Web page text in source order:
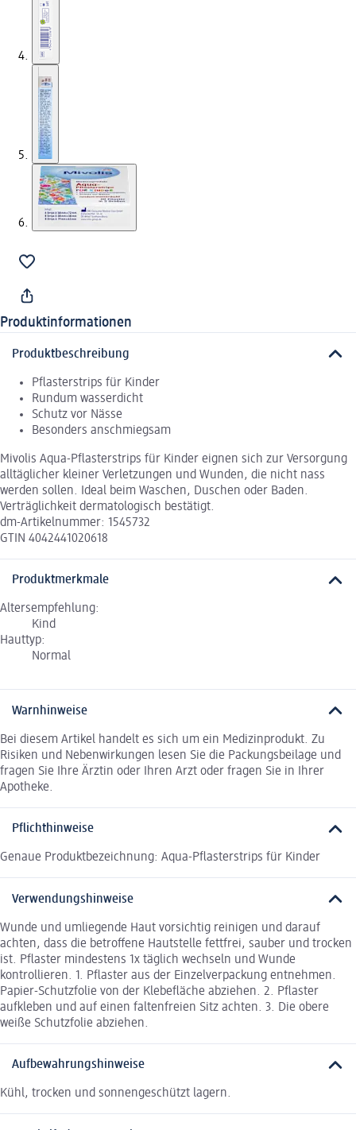
Produktinformationen
Produktbeschreibung
Pflasterstrips für Kinder
Rundum wasserdicht
Schutz vor Nässe
Besonders anschmiegsam
Mivolis Aqua-Pflasterstrips für Kinder eignen sich zur Versorgung
alltäglicher kleiner Verletzungen und Wunden, die nicht nass
werden sollen. Ideal beim Waschen, Duschen oder Baden.
Verträglichkeit dermatologisch bestätigt.
dm-Artikelnummer: 1545732
GTIN 4042441020618
Produktmerkmale
Altersempfehlung:
Kind
Hauttyp:
Normal
Warnhinweise
Bei diesem Artikel handelt es sich um ein Medizinprodukt. Zu
Risiken und Nebenwirkungen lesen Sie die Packungsbeilage und
fragen Sie Ihre Ärztin oder Ihren Arzt oder fragen Sie in Ihrer
Apotheke.
Pflichthinweise
Genaue Produktbezeichnung: Aqua-Pflasterstrips für Kinder
Verwendungshinweise
Wunde und umliegende Haut vorsichtig reinigen und darauf
achten, dass die betroffene Hautstelle fettfrei, sauber und trocken
ist. Pflaster mindestens 1x täglich wechseln und Wunde
kontrollieren. 1. Pflaster aus der Einzelverpackung entnehmen.
Papier-Schutzfolie von der Klebefläche abziehen. 2. Pflaster
aufkleben und auf einen faltenfreien Sitz achten. 3. Die obere
weiße Schutzfolie abziehen.
Aufbewahrungshinweise
Kühl, trocken und sonnengeschützt lagern.